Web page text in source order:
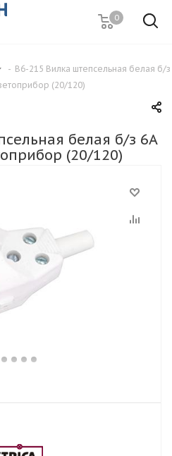
0
- В6-215 Вилка штепсельная белая б/з
(20/120)
белая б/з 6А
(20/120)